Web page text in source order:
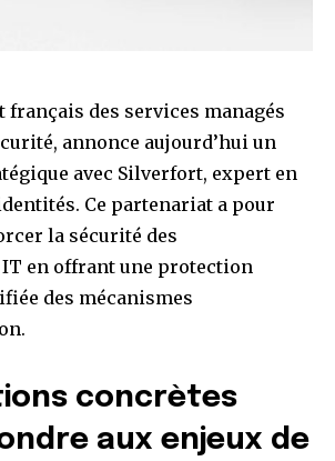
français des services managés
annonce aujourd’hui un
avec Silverfort, expert en
Ce partenariat a pour
la sécurité des
en offrant une protection
des mécanismes
concrètes
aux enjeux de